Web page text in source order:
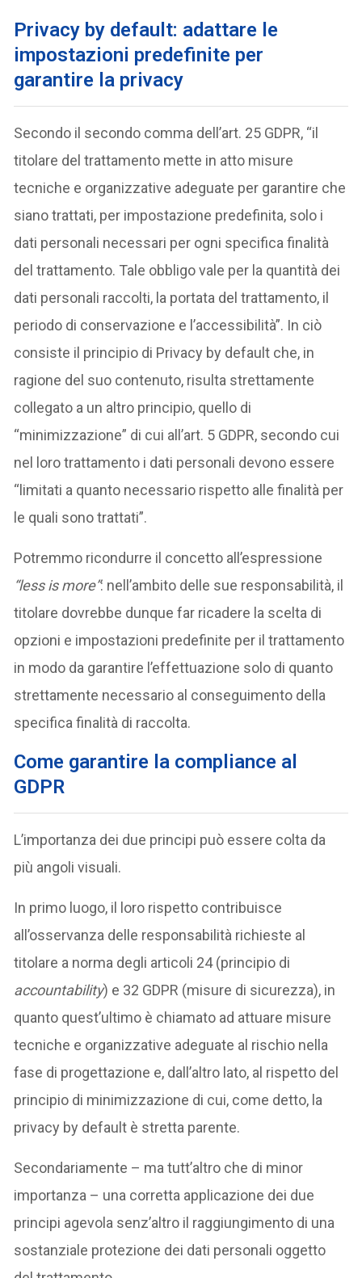
Privacy by default: adattare le
impostazioni predefinite per
garantire la privacy
Secondo il secondo comma dell’art. 25 GDPR, “il
titolare del trattamento mette in atto misure
tecniche e organizzative adeguate per garantire che
siano trattati, per impostazione predefinita, solo i
dati personali necessari per ogni specifica finalità
del trattamento. Tale obbligo vale per la quantità dei
dati personali raccolti, la portata del trattamento, il
periodo di conservazione e l’accessibilità”. In ciò
consiste il principio di Privacy by default che, in
ragione del suo contenuto, risulta strettamente
collegato a un altro principio, quello di
“minimizzazione” di cui all’art. 5 GDPR, secondo cui
nel loro trattamento i dati personali devono essere
“limitati a quanto necessario rispetto alle finalità per
le quali sono trattati”.
Potremmo ricondurre il concetto all’espressione
“less is more”: nell’ambito delle sue responsabilità, il
titolare dovrebbe dunque far ricadere la scelta di
opzioni e impostazioni predefinite per il trattamento
in modo da garantire l’effettuazione solo di quanto
strettamente necessario al conseguimento della
specifica finalità di raccolta.
Come garantire la compliance al
GDPR
L’importanza dei due principi può essere colta da
più angoli visuali.
In primo luogo, il loro rispetto contribuisce
all’osservanza delle responsabilità richieste al
titolare a norma degli articoli 24 (principio di
accountability) e 32 GDPR (misure di sicurezza), in
quanto quest’ultimo è chiamato ad attuare misure
tecniche e organizzative adeguate al rischio nella
fase di progettazione e, dall’altro lato, al rispetto del
principio di minimizzazione di cui, come detto, la
privacy by default è stretta parente.
Secondariamente – ma tutt’altro che di minor
importanza – una corretta applicazione dei due
principi agevola senz’altro il raggiungimento di una
sostanziale protezione dei dati personali oggetto